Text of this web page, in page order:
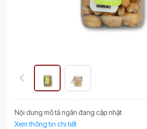
Nội dung mô tả ngắn đang cập nhật
Xem thông tin chi tiết